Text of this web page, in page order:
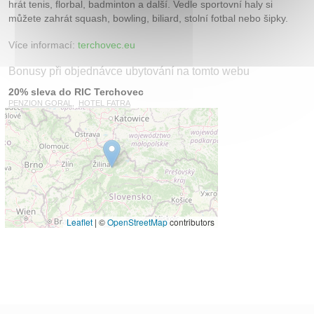
hrát tenis, florbal, badminton a další. Vedle sportovní haly si
můžete zahrát squash, bowling, biliard, stolní fotbal nebo šipky.
Více informací: terchovec.eu
Bonusy při objednávce ubytování na tomto webu
20% sleva do RIC Terchovec
PENZION GORAL HOTEL FATRA
Leaflet | ©OpenStreetMapcontributors